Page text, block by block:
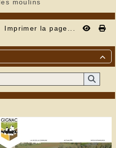
moulins
Imprimer la page...
